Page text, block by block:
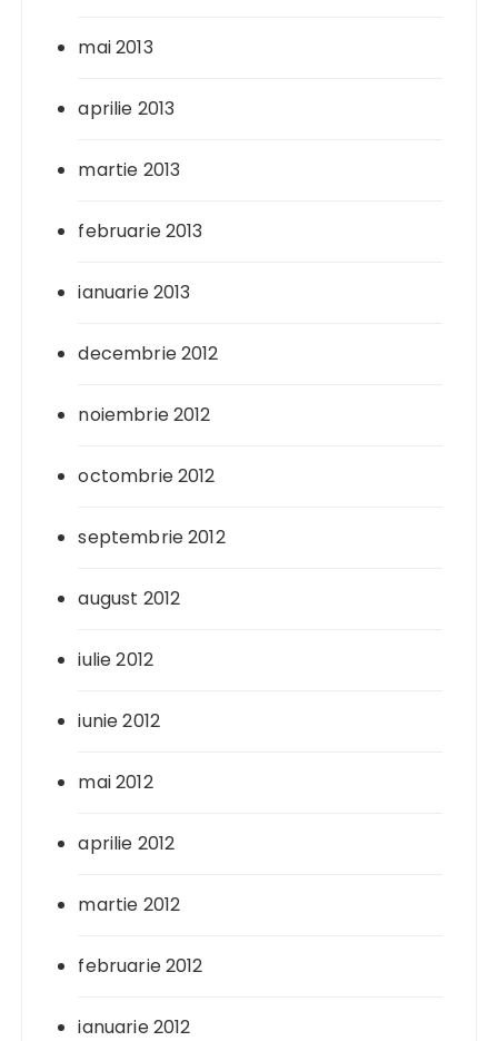
mai 2013
aprilie 2013
martie 2013
februarie 2013
ianuarie 2013
decembrie 2012
noiembrie 2012
octombrie 2012
septembrie 2012
august 2012
iulie 2012
iunie 2012
mai 2012
aprilie 2012
martie 2012
februarie 2012
ianuarie 2012